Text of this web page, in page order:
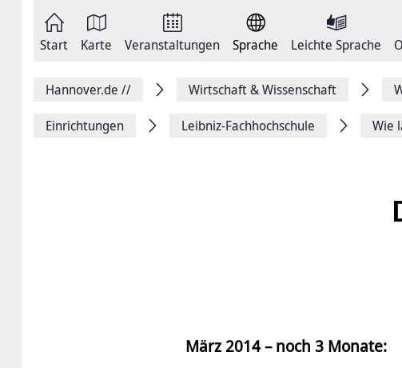
springen
Start Karte Veranstaltungen Sprache Leichte Sprache
FacebookHannover.de // Wirtschaft & Wissenschaft
Einrichtungen Leibniz-Fachhochschule Wie
März 2014 – noch 3 Monate: